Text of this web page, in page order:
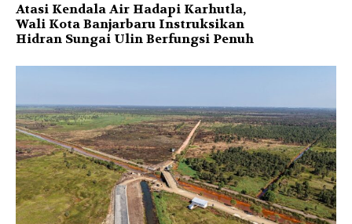
Atasi Kendala Air Hadapi Karhutla,
Wali Kota Banjarbaru Instruksikan
Hidran Sungai Ulin Berfungsi Penuh